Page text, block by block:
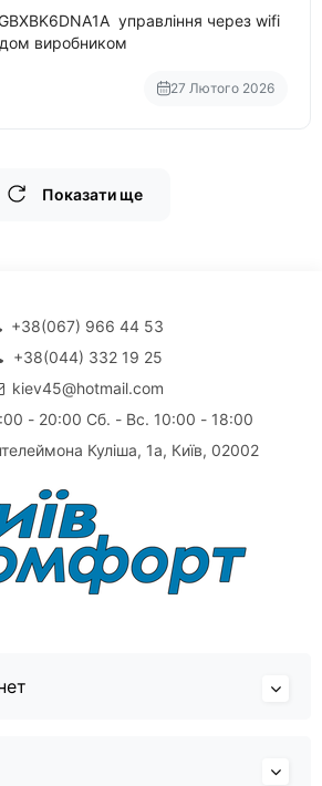
управління через wifi
виробником
27 Лютого 2026
Показати ще
+38(067) 966 44 53
+38(044) 332 19 25
kiev45@hotmail.com
- 20:00 Сб. - Вс. 10:00 - 18:00
Куліша, 1а, Київ, 02002